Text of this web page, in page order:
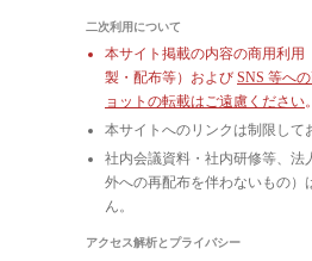
二次利用について
本サイト掲載の内容の商用利用
製・配布等）および SNS 等へ
ョットの転載はご遠慮ください。
本サイトへのリンクは制限して
社内会議資料・社内研修等、法
外への再配布を伴わないもの）
ん。
アクセス解析とプライバシー